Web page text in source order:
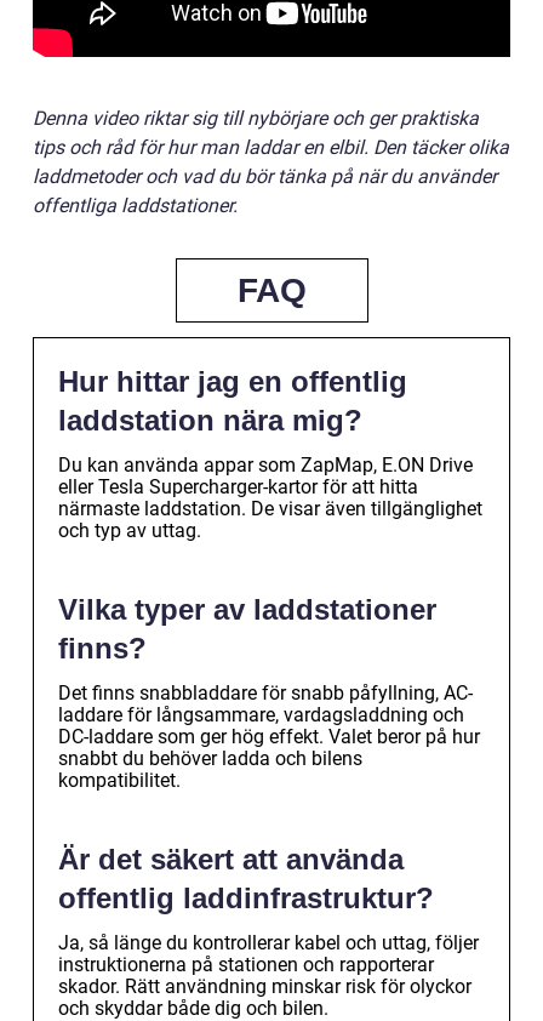
Denna video riktar sig till nybörjare och ger praktiska
tips och råd för hur man laddar en elbil. Den täcker olika
laddmetoder och vad du bör tänka på när du använder
offentliga laddstationer.
FAQ
Hur hittar jag en offentlig
laddstation nära mig?
Du kan använda appar som ZapMap, E.ON Drive
eller Tesla Supercharger-kartor för att hitta
närmaste laddstation. De visar även tillgänglighet
och typ av uttag.
Vilka typer av laddstationer
finns?
Det finns snabbladdare för snabb påfyllning, AC-
laddare för långsammare, vardagsladdning och
DC-laddare som ger hög effekt. Valet beror på hur
snabbt du behöver ladda och bilens
kompatibilitet.
Är det säkert att använda
offentlig laddinfrastruktur?
Ja, så länge du kontrollerar kabel och uttag, följer
instruktionerna på stationen och rapporterar
skador. Rätt användning minskar risk för olyckor
och skyddar både dig och bilen.